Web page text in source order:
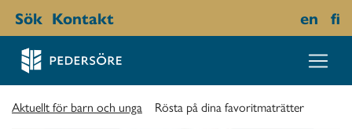
Sök Kontakt en fi
Aktuellt för barn och unga Rösta på dina favoritmaträtter